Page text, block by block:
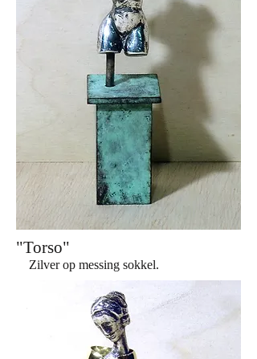
"Torso"
Zilver op messing sokkel.